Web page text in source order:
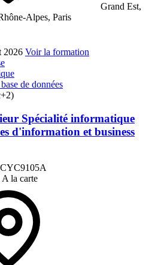
Grand Est,
Alpes, Paris
2026 Voir la formation
de données
Spécialité informatique
d'information et business
A la carte